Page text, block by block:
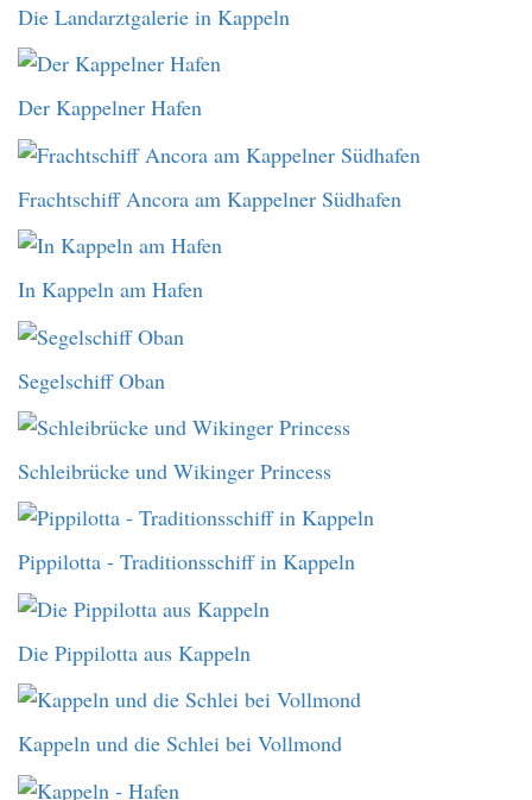
Die Landarztgalerie in Kappeln
Der Kappelner Hafen
Frachtschiff Ancora am Kappelner Südhafen
In Kappeln am Hafen
Segelschiff Oban
Schleibrücke und Wikinger Princess
Pippilotta - Traditionsschiff in Kappeln
Die Pippilotta aus Kappeln
Kappeln und die Schlei bei Vollmond